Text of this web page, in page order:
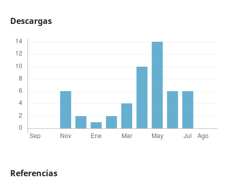
Descargas
Referencias